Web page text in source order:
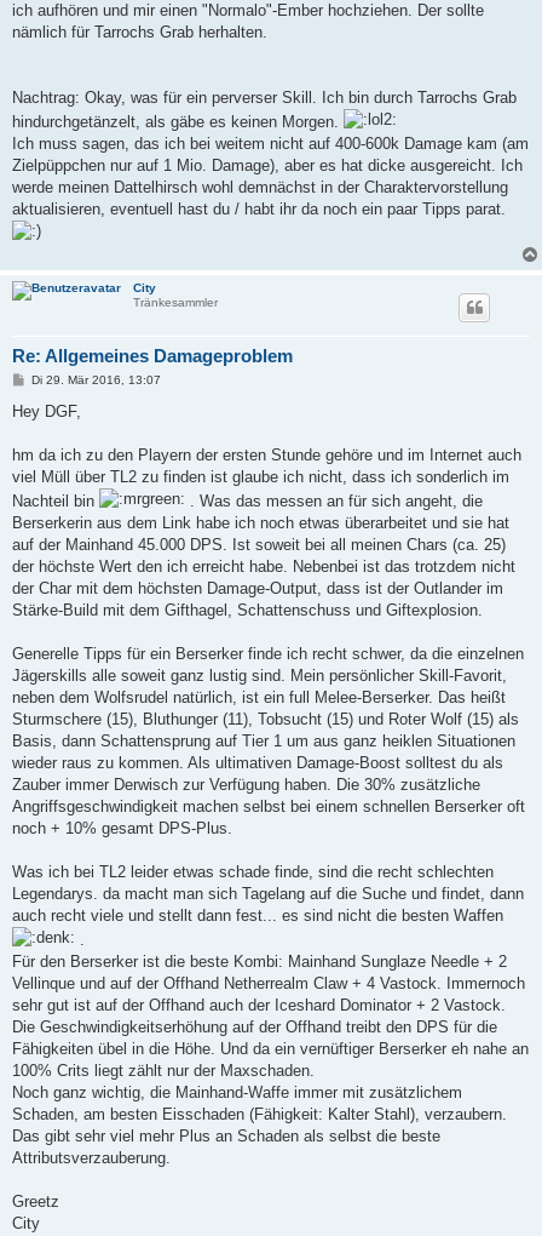
ich aufhören und mir einen "Normalo"-Ember hochziehen. Der sollte
nämlich für Tarrochs Grab herhalten.
Nachtrag: Okay, was für ein perverser Skill. Ich bin durch Tarrochs Grab
hindurchgetänzelt, als gäbe es keinen Morgen.
Ich muss sagen, das ich bei weitem nicht auf 400-600k Damage kam (am
Zielpüppchen nur auf 1 Mio. Damage), aber es hat dicke ausgereicht. Ich
werde meinen Dattelhirsch wohl demnächst in der Charaktervorstellung
aktualisieren, eventuell hast du / habt ihr da noch ein paar Tipps parat.
City
Tränkesammler
Re: Allgemeines Damageproblem
B
i
a
Di 29. Mär 2016, 13:07
Hey DGF,
hm da ich zu den Playern der ersten Stunde gehöre und im Internet auch
viel Müll über TL2 zu finden ist glaube ich nicht, dass ich sonderlich im
Nachteil bin
. Was das messen an für sich angeht, die
Berserkerin aus dem Link habe ich noch etwas überarbeitet und sie hat
auf der Mainhand 45.000 DPS. Ist soweit bei all meinen Chars (ca. 25)
der höchste Wert den ich erreicht habe. Nebenbei ist das trotzdem nicht
der Char mit dem höchsten Damage-Output, dass ist der Outlander im
Stärke-Build mit dem Gifthagel, Schattenschuss und Giftexplosion.
Generelle Tipps für ein Berserker finde ich recht schwer, da die einzelnen
Jägerskills alle soweit ganz lustig sind. Mein persönlicher Skill-Favorit,
neben dem Wolfsrudel natürlich, ist ein full Melee-Berserker. Das heißt
Sturmschere (15), Bluthunger (11), Tobsucht (15) und Roter Wolf (15) als
Basis, dann Schattensprung auf Tier 1 um aus ganz heiklen Situationen
wieder raus zu kommen. Als ultimativen Damage-Boost solltest du als
Zauber immer Derwisch zur Verfügung haben. Die 30% zusätzliche
Angriffsgeschwindigkeit machen selbst bei einem schnellen Berserker oft
noch + 10% gesamt DPS-Plus.
Was ich bei TL2 leider etwas schade finde, sind die recht schlechten
Legendarys. da macht man sich Tagelang auf die Suche und findet, dann
auch recht viele und stellt dann fest... es sind nicht die besten Waffen
Für den Berserker ist die beste Kombi: Mainhand Sunglaze Needle + 2
Vellinque und auf der Offhand Netherrealm Claw + 4 Vastock. Immernoch
sehr gut ist auf der Offhand auch der Iceshard Dominator + 2 Vastock.
Die Geschwindigkeitserhöhung auf der Offhand treibt den DPS für die
Fähigkeiten übel in die Höhe. Und da ein vernüftiger Berserker eh nahe an
100% Crits liegt zählt nur der Maxschaden.
Noch ganz wichtig, die Mainhand-Waffe immer mit zusätzlichem
Schaden, am besten Eisschaden (Fähigkeit: Kalter Stahl), verzaubern.
Das gibt sehr viel mehr Plus an Schaden als selbst die beste
Attributsverzauberung.
Greetz
City